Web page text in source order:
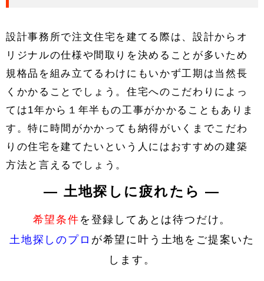
設計事務所で注文住宅を建てる際は、設計からオ
リジナルの仕様や間取りを決めることが多いため
規格品を組み立てるわけにもいかず工期は当然長
くかかることでしょう。住宅へのこだわりによっ
ては1年から１年半もの工事がかかることもありま
す。特に時間がかかっても納得がいくまでこだわ
りの住宅を建てたいという人にはおすすめの建築
方法と言えるでしょう。
― 土地探しに疲れたら ―
希望条件 を登録してあとは待つだけ。
土地探しのプロ が希望に叶う土地をご提案いた
します。